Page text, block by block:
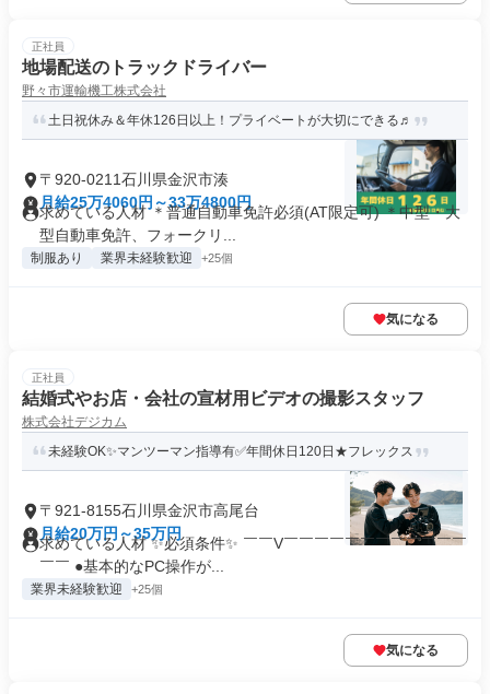
正社員
地場配送のトラックドライバー
野々市運輸機工株式会社
土日祝休み＆年休126日以上！プライベートが大切にできる♬
〒920-0211石川県金沢市湊
月給25万4060円～33万4800円
求めている人材 ＊普通自動車免許必須(AT限定可) ＊中型・大
型自動車免許、フォークリ...
制服あり 業界未経験歓迎 +25個
気になる
正社員
結婚式やお店・会社の宣材用ビデオの撮影スタッフ
株式会社デジカム
未経験OK✨マンツーマン指導有✅年間休日120日★フレックス
〒921-8155石川県金沢市高尾台
月給20万円～35万円
求めている人材 ✨必須条件✨ ￣￣V￣￣￣￣￣￣￣￣￣￣￣￣
￣￣ ●基本的なPC操作が...
業界未経験歓迎 +25個
気になる